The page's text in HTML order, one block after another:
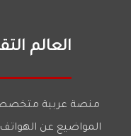
العالم
منصة عربية متخصصة
المواضيع عن الهواتف